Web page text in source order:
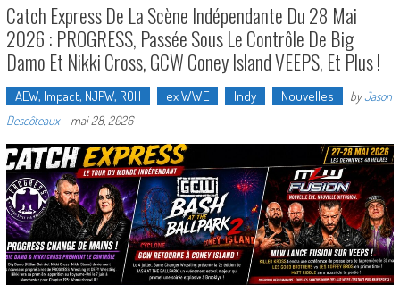
Catch Express De La Scène Indépendante Du 28 Mai
2026 : PROGRESS, Passée Sous Le Contrôle De Big
Damo Et Nikki Cross, GCW Coney Island VEEPS, Et Plus !
AEW, Impact, NJPW, ROH ex WWE Indy Nouvelles byJason
Descôteaux- mai 28, 2026